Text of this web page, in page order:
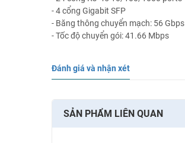
- 4 cổng Gigabit SFP
- Băng thông chuyển mạch: 56 Gbps
- Tốc độ chuyển gói: 41.66 Mbps
Đánh giá và nhận xét
SẢN PHẨM LIÊN QUAN